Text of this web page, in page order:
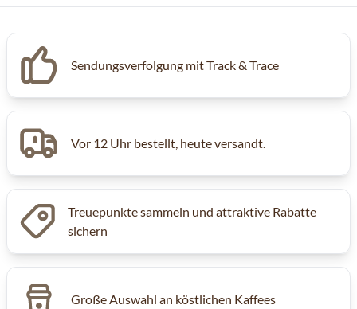
Sendungsverfolgung mit Track & Trace
Vor 12 Uhr bestellt, heute versandt.
Treuepunkte sammeln und attraktive Rabatte
sichern
Große Auswahl an köstlichen Kaffees